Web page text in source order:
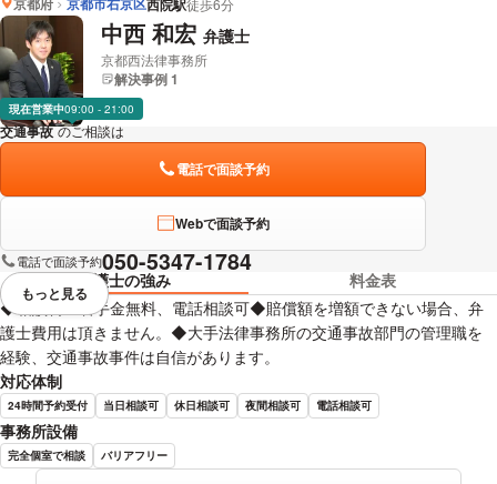
西院駅
中西 和宏 弁護士
京都西法律事務所
解決事例 1
現在営業中09:00 - 21:00
交通事故 のご相談は
電話で面談予約
Webで面談予約
電話で面談予約050-5347-1784
弁護士の強み
料金表
◆相談料・着手金無料、電話相談可◆賠償額を増額できない場合、弁
護士費用は頂きません。◆大手法律事務所の交通事故部門の管理職を
経験、交通事故事件は自信があります。
対応体制
24時間予約受付 当日相談可 休日相談可 夜間相談可 電話相談可
事務所設備
完全個室で相談 バリアフリー
視覚的に省略されている要素を
もっと見る